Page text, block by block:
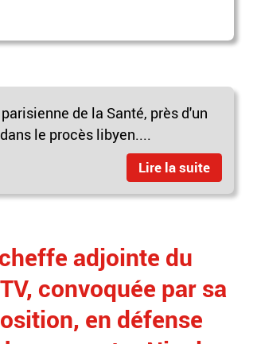
de la Santé, près d'un
le procès libyen....
Lire la suite
adjointe du
convoquée par sa
en défense